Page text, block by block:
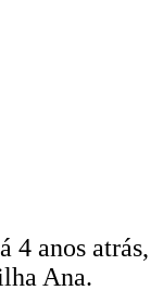
4 anos atrás,
Ana.